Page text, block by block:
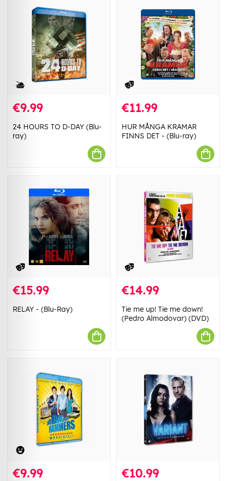
€9.99
24 HOURS TO D-DAY (Blu-
ray)
€11.99
HUR MÅNGA KRAMAR
FINNS DET - (Blu-ray)
€15.99
RELAY - (Blu-Ray)
€14.99
​Tie me up! Tie me down!
(Pedro Almodovar) (DVD)
€9.99 €10.99